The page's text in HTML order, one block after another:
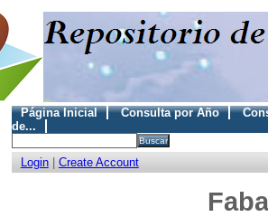
Página Inicial Consulta por Año
de...
Login| Create Account